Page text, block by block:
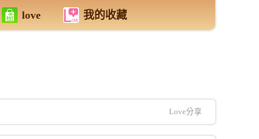
love 我的收藏
Love分享